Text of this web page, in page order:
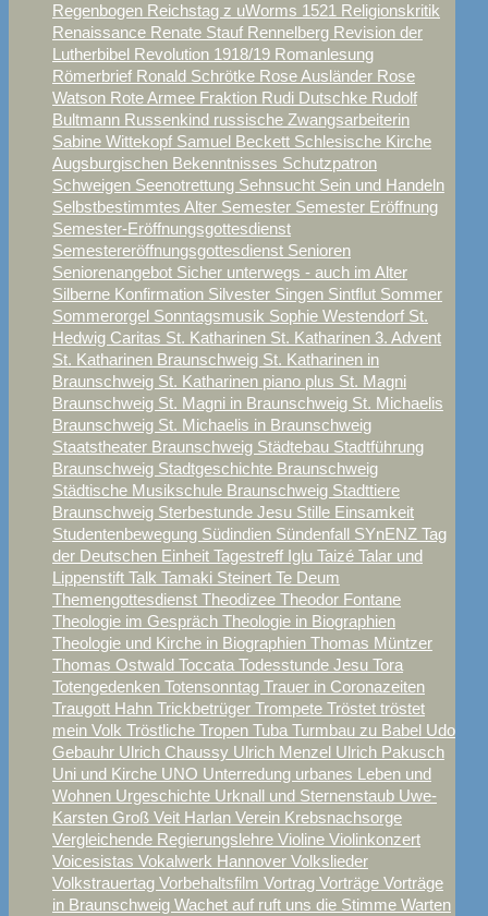
Regenbogen Reichstag z uWorms 1521 Religionskritik
Renaissance Renate Stauf Rennelberg Revision der
Lutherbibel Revolution 1918/19 Romanlesung
Römerbrief Ronald Schrötke Rose Ausländer Rose
Watson Rote Armee Fraktion Rudi Dutschke Rudolf
Bultmann Russenkind russische Zwangsarbeiterin
Sabine Wittekopf Samuel Beckett Schlesische Kirche
Augsburgischen Bekenntnisses Schutzpatron
Schweigen Seenotrettung Sehnsucht Sein und Handeln
Selbstbestimmtes Alter Semester Semester Eröffnung
Semester-Eröffnungsgottesdienst
Semestereröffnungsgottesdienst Senioren
Seniorenangebot Sicher unterwegs - auch im Alter
Silberne Konfirmation Silvester Singen Sintflut Sommer
Sommerorgel Sonntagsmusik Sophie Westendorf St.
Hedwig Caritas St. Katharinen St. Katharinen 3. Advent
St. Katharinen Braunschweig St. Katharinen in
Braunschweig St. Katharinen piano plus St. Magni
Braunschweig St. Magni in Braunschweig St. Michaelis
Braunschweig St. Michaelis in Braunschweig
Staatstheater Braunschweig Städtebau Stadtführung
Braunschweig Stadtgeschichte Braunschweig
Städtische Musikschule Braunschweig Stadttiere
Braunschweig Sterbestunde Jesu Stille Einsamkeit
Studentenbewegung Südindien Sündenfall SYnENZ Tag
der Deutschen Einheit Tagestreff Iglu Taizé Talar und
Lippenstift Talk Tamaki Steinert Te Deum
Themengottesdienst Theodizee Theodor Fontane
Theologie im Gespräch Theologie in Biographien
Theologie und Kirche in Biographien Thomas Müntzer
Thomas Ostwald Toccata Todesstunde Jesu Tora
Totengedenken Totensonntag Trauer in Coronazeiten
Traugott Hahn Trickbetrüger Trompete Tröstet tröstet
mein Volk Tröstliche Tropen Tuba Turmbau zu Babel Udo
Gebauhr Ulrich Chaussy Ulrich Menzel Ulrich Pakusch
Uni und Kirche UNO Unterredung urbanes Leben und
Wohnen Urgeschichte Urknall und Sternenstaub Uwe-
Karsten Groß Veit Harlan Verein Krebsnachsorge
Vergleichende Regierungslehre Violine Violinkonzert
Voicesistas Vokalwerk Hannover Volkslieder
Volkstrauertag Vorbehaltsfilm Vortrag Vorträge Vorträge
in Braunschweig Wachet auf ruft uns die Stimme Warten